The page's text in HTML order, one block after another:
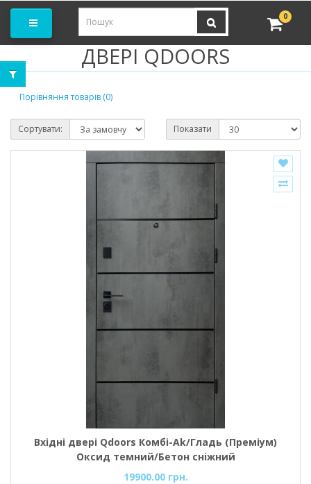
0
ДВЕРІ QDOORS
Порівняння товарів (0)
Сортувати: Показати
Вхідні двері Qdoors Комбі-Аk/Гладь (Преміум)
Оксид темний/Бетон сніжний
19900.00 грн.